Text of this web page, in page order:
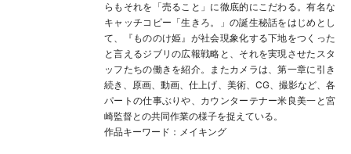
らもそれを「売ること」に徹底的にこだわる。有名な
キャッチコピー「生きろ。」の誕生秘話をはじめとし
て、『もののけ姫』が社会現象化する下地をつくった
と言えるジブリの広報戦略と、それを実現させたスタ
ッフたちの働きを紹介。またカメラは、第一章に引き
続き、原画、動画、仕上げ、美術、CG、撮影など、各
パートの仕事ぶりや、カウンターテナー米良美一と宮
崎監督との共同作業の様子を捉えている。
作品キーワード：メイキング